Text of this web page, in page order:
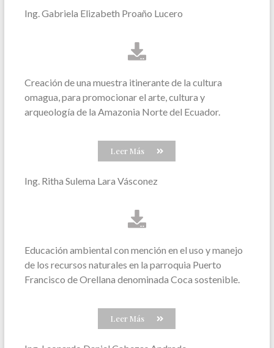
Ing. Gabriela Elizabeth Proaño Lucero
Creación de una muestra itinerante de la cultura
omagua, para promocionar el arte, cultura y
arqueología de la Amazonia Norte del Ecuador.
Leer Más
Ing. Ritha Sulema Lara Vásconez
Educación ambiental con mención en el uso y manejo
de los recursos naturales en la parroquia Puerto
Francisco de Orellana denominada Coca sostenible.
Leer Más